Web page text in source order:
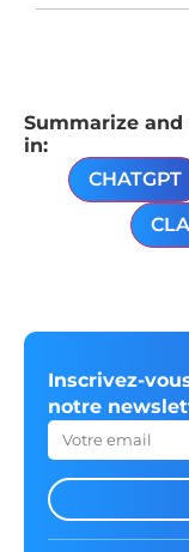
Summarize
in:
CHATGPT
Inscrivez-
notre